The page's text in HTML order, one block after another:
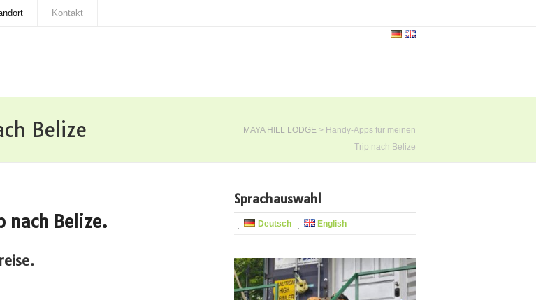
Kontakt
Belize MAYA HILL LODGE > Handy-Apps für meinen
Trip nach Belize
nach Belize.
Sprachauswahl
Deutsch English